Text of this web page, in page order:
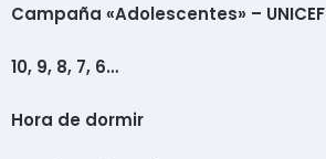
Campaña «Adolescentes» – UNICEF
10, 9, 8, 7, 6…
Hora de dormir